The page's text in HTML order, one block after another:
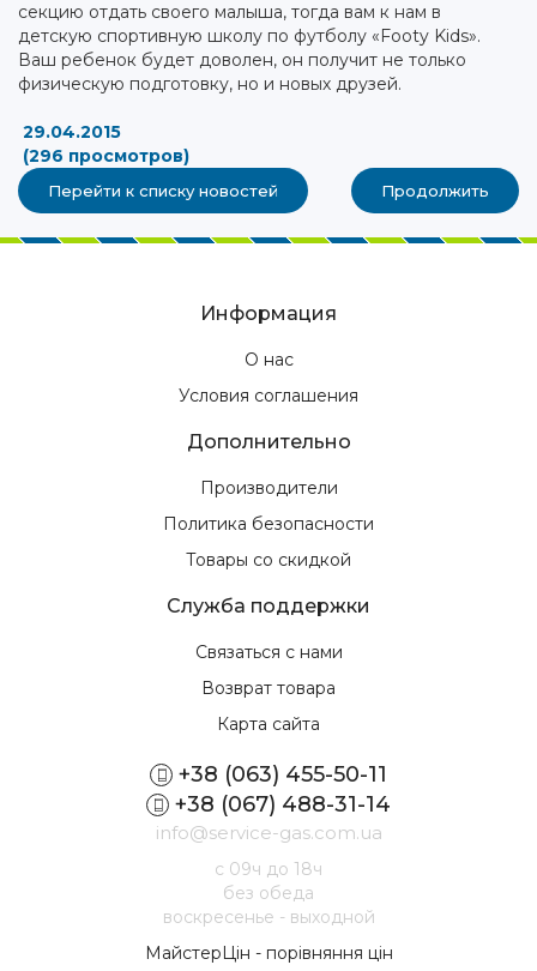
секцию отдать своего малыша, тогда вам к нам в
детскую спортивную школу по футболу «Footy Kids».
Ваш ребенок будет доволен, он получит не только
физическую подготовку, но и новых друзей.
29.04.2015
(296 просмотров)
Перейти к списку новостей Продолжить
Информация
О нас
Условия соглашения
Дополнительно
Производители
Политика безопасности
Товары со скидкой
Служба поддержки
Связаться с нами
Возврат товара
Карта сайта
+38 (063) 455-50-11
+38 (067) 488-31-14
info@service-gas.com.ua
с 09ч до 18ч
без обеда
воскресенье - выходной
МайстерЦін - порівняння цін